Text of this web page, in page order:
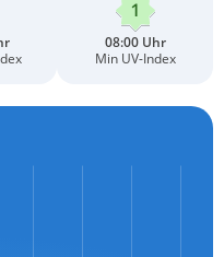
08:00 Uhr
Min UV-Index